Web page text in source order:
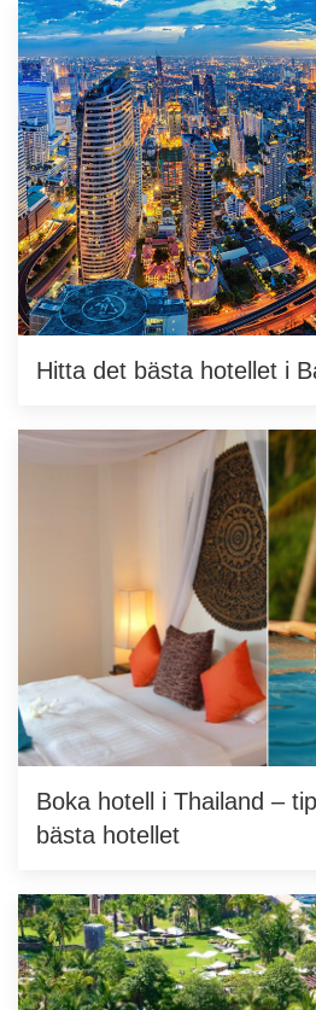
Hitta det bästa hotellet i
Boka hotell i Thailand –
bästa hotellet